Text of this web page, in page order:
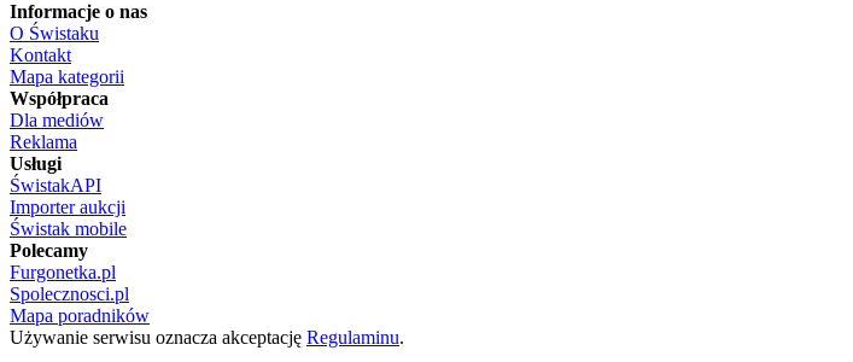
Informacje o nas
O Świstaku
Kontakt
Mapa kategorii
Współpraca
Dla mediów
Reklama
Usługi
ŚwistakAPI
Importer aukcji
Świstak mobile
Polecamy
Furgonetka.pl
Spolecznosci.pl
Mapa poradników
Używanie serwisu oznacza akceptację Regulaminu.